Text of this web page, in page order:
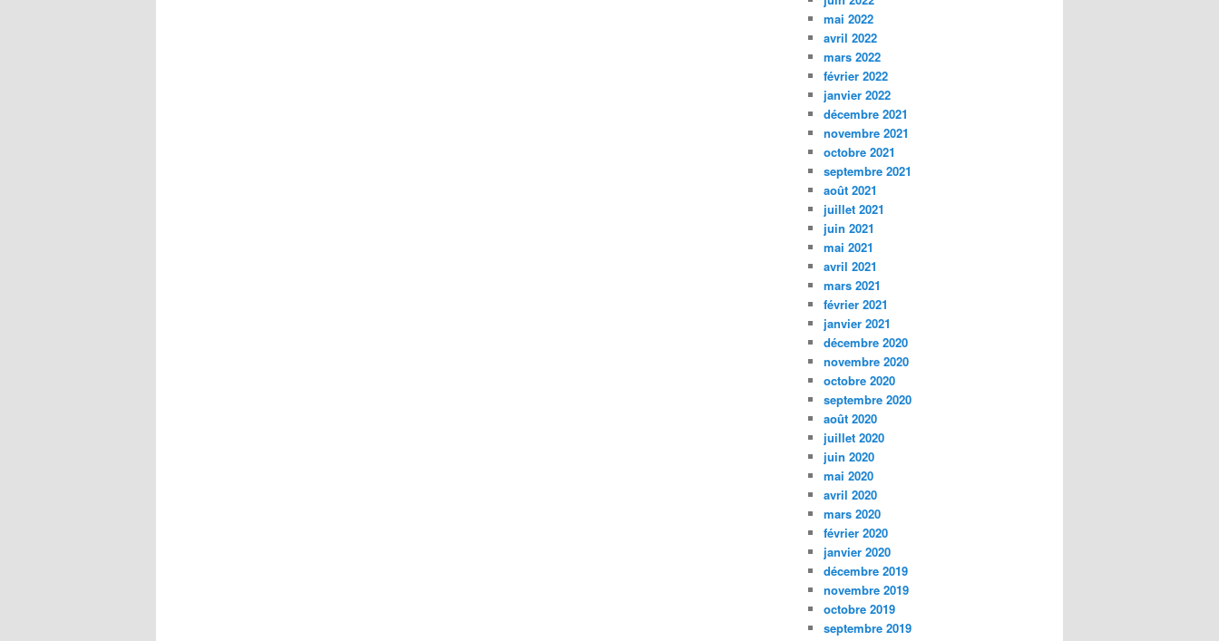
mai 2022
avril 2022
mars 2022
février 2022
janvier 2022
décembre 2021
novembre 2021
octobre 2021
septembre 2021
août 2021
juillet 2021
juin 2021
mai 2021
avril 2021
mars 2021
février 2021
janvier 2021
décembre 2020
novembre 2020
octobre 2020
septembre 2020
août 2020
juillet 2020
juin 2020
mai 2020
avril 2020
mars 2020
février 2020
janvier 2020
décembre 2019
novembre 2019
octobre 2019
septembre 2019